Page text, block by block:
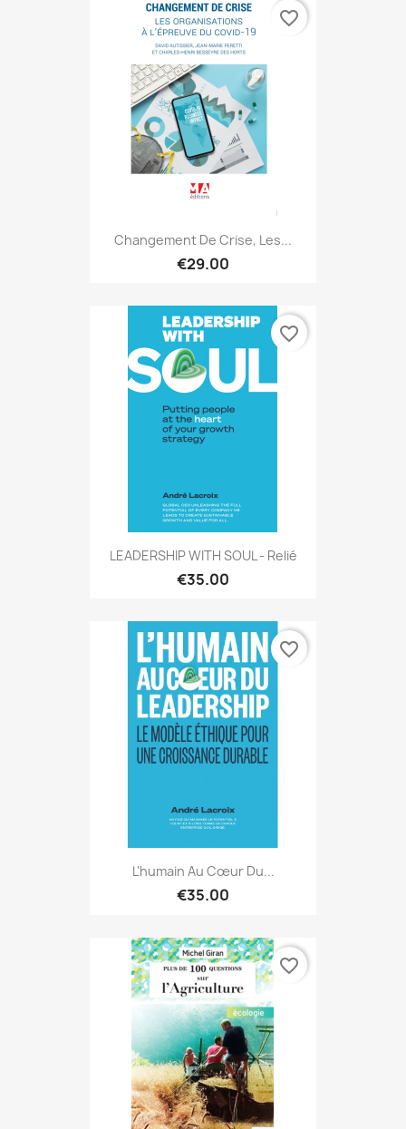
Changement De Crise, Les...
€29.00
favorite_border
LEADERSHIP WITH SOUL - Relié
€35.00
favorite_border
L'humain Au Cœur Du...
€35.00
favorite_border
favorite_border